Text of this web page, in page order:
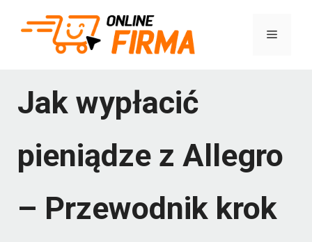
Menu
Jak wypłacić
pieniądze z Allegro
– Przewodnik krok